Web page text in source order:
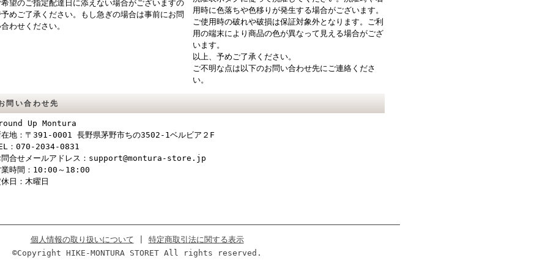
希望のご指定配達日に添えない場合がございますの
めご了承ください。もし急ぎの場合は事前にお問
わせください。
用時に色落ちや色移りが発生する場合がございます。
ご使用時の破れや破損は保証対象外となります。ご利
用の端末により商品の色が異なって見える場合がござ
います。
以上、予めご了承ください。
ご不明な点は以下のお問い合わせ先にご連絡くださ
い。
問い合わせ先
Up Montura
在地：〒391-0001 長野県茅野市ちの3502-1ベルビア２F
：070-2034-0831
問合せメールアドレス：support@montura-store.jp
業時間：10:00～18:00
休日：木曜日
個人情報の取り扱いについて
特定商取引法に関する表示
©Copyright HIKE-MONTURA STORET All rights reserved.